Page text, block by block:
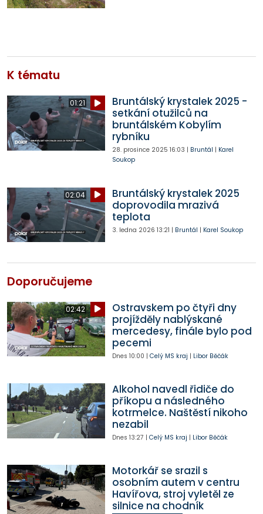
K tématu
01:21
Bruntálský krystalek 2025 -
setkání otužilců na
bruntálském Kobylím
rybníku
28. prosince 2025 16:03 | Bruntál | Karel
Soukop
02:04
Bruntálský krystalek 2025
doprovodila mrazivá
teplota
3. ledna 2026 13:21 | Bruntál | Karel Soukop
Doporučujeme
02:42
Ostravskem po čtyři dny
projížděly nablýskané
mercedesy, finále bylo pod
pecemi
Dnes 10:00 | Celý MS kraj | Libor Běčák
Alkohol navedl řidiče do
příkopu a následného
kotrmelce. Naštěstí nikoho
nezabil
Dnes 13:27 | Celý MS kraj | Libor Běčák
Motorkář se srazil s
osobním autem v centru
Havířova, stroj vyletěl ze
silnice na chodník